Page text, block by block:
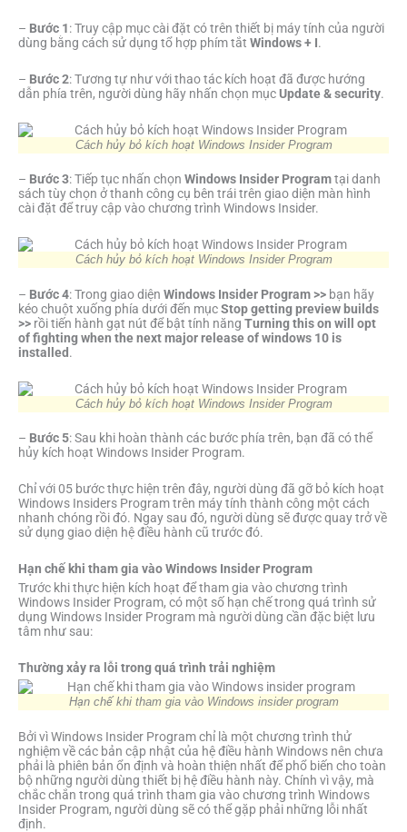
– Bước 1: Truy cập mục cài đặt có trên thiết bị máy tính của người
dùng bằng cách sử dụng tổ hợp phím tắt Windows + I.
– Bước 2: Tương tự như với thao tác kích hoạt đã được hướng
dẫn phía trên, người dùng hãy nhấn chọn mụcUpdate & security.
Cách hủy bỏ kích hoạt Windows Insider Program
– Bước 3: Tiếp tục nhấn chọn Windows Insider Programtại danh
sách tùy chọn ở thanh công cụ bên trái trên giao diện màn hình
cài đặt để truy cập vào chương trình Windows Insider.
Cách hủy bỏ kích hoạt Windows Insider Program
– Bước 4: Trong giao diện Windows Insider Program >> bạn hãy
kéo chuột xuống phía dưới đến mụcStop getting preview builds
>> rồi tiến hành gạt nút để bật tính năng Turning this on will opt
of fighting when the next major release of windows 10 is
installed .
Cách hủy bỏ kích hoạt Windows Insider Program
– Bước 5: Sau khi hoàn thành các bước phía trên, bạn đã có thể
hủy kích hoạt Windows Insider Program.
Chỉ với 05 bước thực hiện trên đây, người dùng đã gỡ bỏ kích hoạt
Windows Insiders Program trên máy tính thành công một cách
nhanh chóng rồi đó. Ngay sau đó, người dùng sẽ được quay trở về
sử dụng giao diện hệ điều hành cũ trước đó.
Hạn chế khi tham gia vào Windows Insider Program
Trước khi thực hiện kích hoạt để tham gia vào chương trình
Windows Insider Program, có một số hạn chế trong quá trình sử
dụng Windows Insider Program mà người dùng cần đặc biệt lưu
tâm như sau:
Thường xảy ra lỗi trong quá trình trải nghiệm
Hạn chế khi tham gia vào Windows insider program
Bởi vì Windows Insider Program chỉ là một chương trình thử
nghiệm về các bản cập nhật của hệ điều hành Windows nên chưa
phải là phiên bản ổn định và hoàn thiện nhất để phổ biến cho toàn
bộ những người dùng thiết bị hệ điều hành này. Chính vì vậy, mà
chắc chắn trong quá trình tham gia vào chương trình Windows
Insider Program, người dùng sẽ có thể gặp phải những lỗi nhất
định.